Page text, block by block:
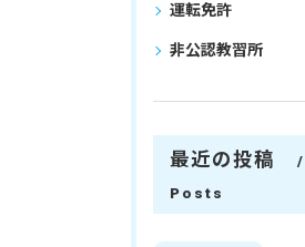
運転免許
非公認教習所
最近の投稿
Posts